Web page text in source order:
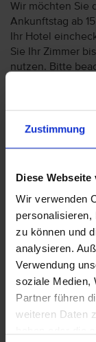
Zustimmung
Diese
Wir verwenden
personalisieren,
zu können und
analysieren.
Verwendung
soziale Medien,
Partner führen
weiteren Daten
Wir möchten Sie
Ankunftstag ab
Ihr Hotel
Sie Ihr Zimmer
nutzen. Bitte
Buchungen
Nachweis der
fordert. Sollte
es vorkommen,
Unterschiede in
2023
In
Ab